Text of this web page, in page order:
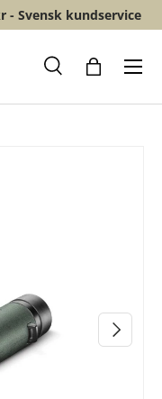
- Svensk kundservice
Sök
Meny
NÄSTA